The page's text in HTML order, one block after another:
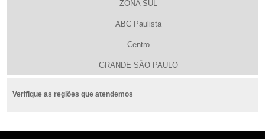
ZONA SUL
ABC Paulista
Centro
GRANDE SÃO PAULO
Verifique as regiões que atendemos